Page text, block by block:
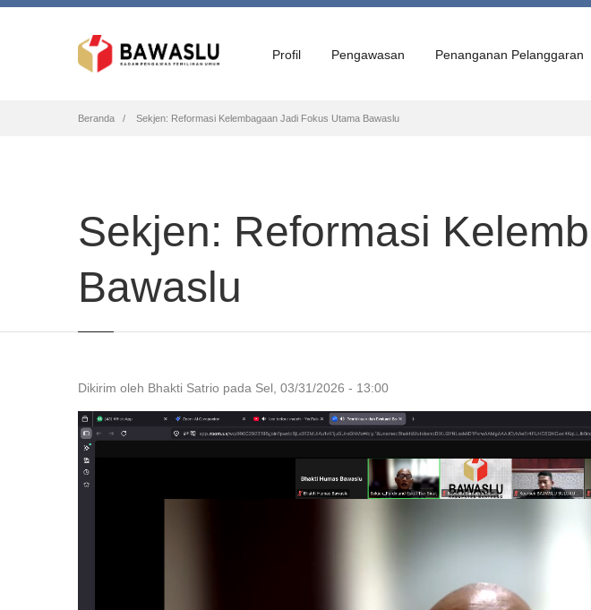
Profil Pengawasan Penanganan Pelanggaran
Breadcrumb
Beranda Sekjen: Reformasi Kelembagaan Jadi Fokus Utama Bawaslu
Sekjen: Reformasi
Bawaslu
Dikirim oleh Bhakti Satrio pada Sel, 03/31/2026 - 13:00